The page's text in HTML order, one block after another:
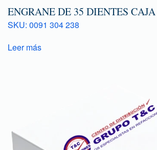
ENGRANE DE 35 DIENTES
SKU: 0091 304 238
Leer más